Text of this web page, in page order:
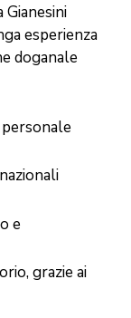
Gianesini
esperienza
doganale
e
grazie ai